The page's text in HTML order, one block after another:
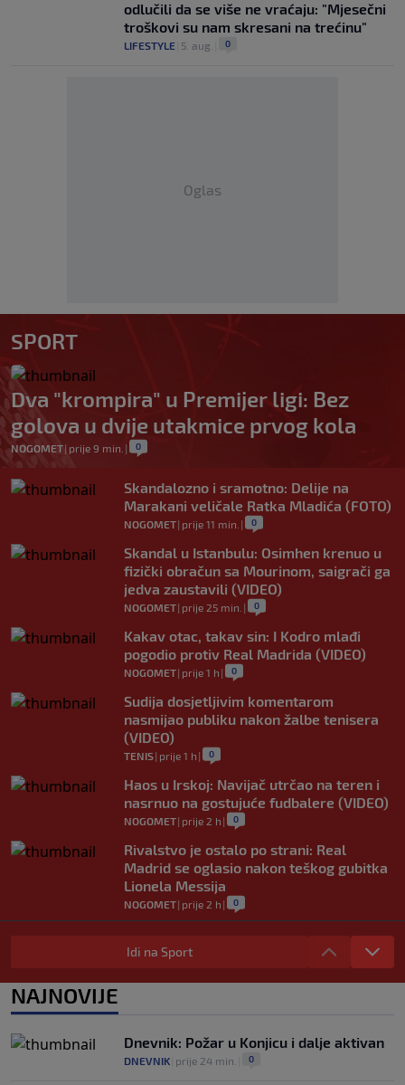
odlučili da se više ne vraćaju: "Mjesečni
troškovi su nam skresani na trećinu"
LIFESTYLE 5. aug. 0
Oglas
SPORT
Dva "krompira" u Premijer ligi: Bez
golova u dvije utakmice prvog kola
NOGOMET| prije 9 min. | 0
Skandalozno i sramotno: Delije na
Marakani veličale Ratka Mladića (FOTO)
NOGOMET| prije 11 min. | 0
Skandal u Istanbulu: Osimhen krenuo u
fizički obračun sa Mourinom, saigrači ga
jedva zaustavili (VIDEO)
NOGOMET| prije 25 min. | 0
Kakav otac, takav sin: I Kodro mlađi
pogodio protiv Real Madrida (VIDEO)
NOGOMET| prije 1 h | 0
Sudija dosjetljivim komentarom
nasmijao publiku nakon žalbe tenisera
(VIDEO)
TENIS| prije 1 h | 0
Haos u Irskoj: Navijač utrčao na teren i
nasrnuo na gostujuće fudbalere (VIDEO)
NOGOMET| prije 2 h | 0
Rivalstvo je ostalo po strani: Real
Madrid se oglasio nakon teškog gubitka
Lionela Messija
NOGOMET| prije 2 h | 0
WNBA igračice odgovorile Kanteru
nakon provokacije: "Nećemo biti politički
0
FIFA-e je vaš novac", danas se suočava s
najvećom krizom
| prije 3 h
Idi na Sport
NAJNOVIJE
Dnevnik: Požar u Konjicu i dalje aktivan
DNEVNIK prije 24 min. 0